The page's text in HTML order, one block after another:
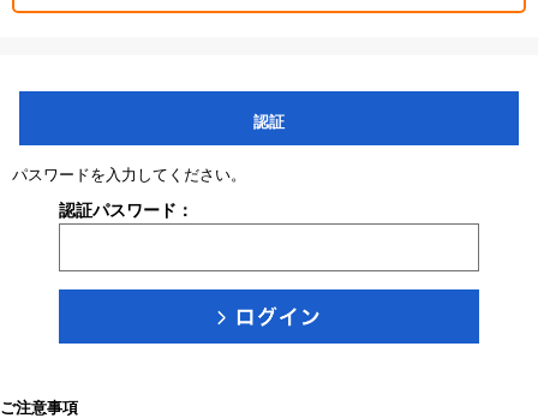
認証
パスワードを入力してください。
認証パスワード：
ご注意事項